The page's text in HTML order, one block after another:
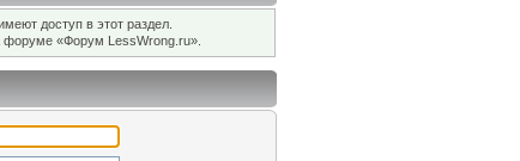
доступ в этот раздел.
«Форум LessWrong.ru».